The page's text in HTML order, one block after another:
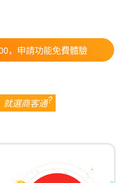
，申請功能免費體驗
就選商客通?